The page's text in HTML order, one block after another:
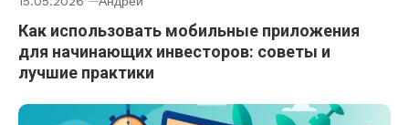
Как использовать мобильные приложения
для начинающих инвесторов: советы и
лучшие практики